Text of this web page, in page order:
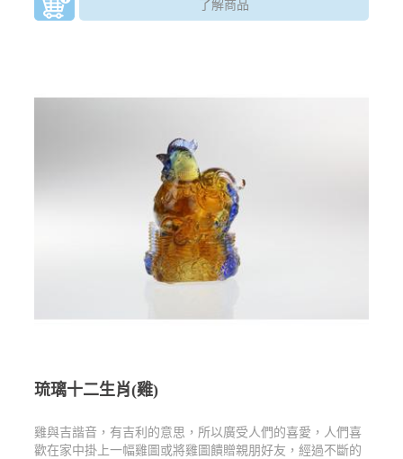
了解商品
琉璃十二生肖(雞)
雞與吉諧音，有吉利的意思，所以廣受人們的喜愛，人們喜
歡在家中掛上一幅雞圖或將雞圖饋贈親朋好友，經過不斷的